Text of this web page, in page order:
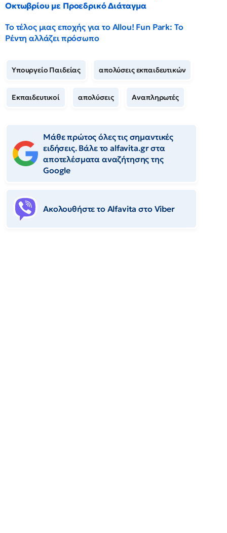
Οκτωβρίου με Προεδρικό Διάταγμα
Το τέλος μιας εποχής για το Allou! Fun Park: Το
Ρέντη αλλάζει πρόσωπο
Υπουργείο Παιδείας απολύσεις εκπαιδευτικών
Εκπαιδευτικοί απολύσεις Αναπληρωτές
Μάθε πρώτος όλες τις σημαντικές
ειδήσεις. Βάλε το alfavita.gr στα
αποτελέσματα αναζήτησης της
Google
Ακολουθήστε το Αlfavita στο Viber